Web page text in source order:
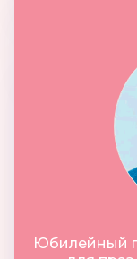
Юбилейный